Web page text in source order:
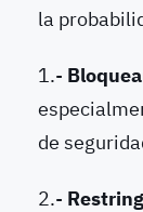
la
1.-
de
2.-